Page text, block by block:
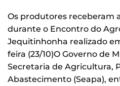
Os produtores receberam
durante o Encontro do
Jequitinhonha realizado
feira (23/10)O Governo de
Secretaria de Agricultura,
Abastecimento (Seapa),